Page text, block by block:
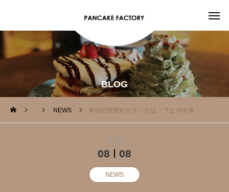
BLOG
NEWS 本日の日替わりランチは ・アヒポキ丼
2024
08 08
NEWS